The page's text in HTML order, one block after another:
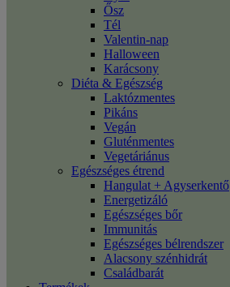
Ősz
Tél
Valentin-nap
Halloween
Karácsony
Diéta & Egészség
Laktózmentes
Pikáns
Vegán
Gluténmentes
Vegetáriánus
Egészséges étrend
Hangulat + Agyserkentő
Energetizáló
Egészséges bőr
Immunitás
Egészséges bélrendszer
Alacsony szénhidrát
Családbarát